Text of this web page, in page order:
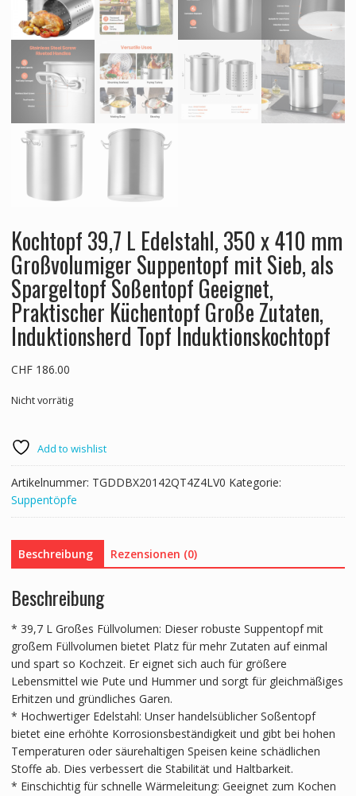
Kochtopf 39,7 L Edelstahl, 350 x 410 mm
Großvolumiger Suppentopf mit Sieb, als
Spargeltopf Soßentopf Geeignet,
Praktischer Küchentopf Große Zutaten,
Induktionsherd Topf Induktionskochtopf
CHF186.00
Nicht vorrätig
Add to wishlist
Artikelnummer: TGDDBX20142QT4Z4LV0 Kategorie:
Suppentöpfe
Beschreibung Rezensionen (0)
Beschreibung
* 39,7 L Großes Füllvolumen: Dieser robuste Suppentopf mit
großem Füllvolumen bietet Platz für mehr Zutaten auf einmal
und spart so Kochzeit. Er eignet sich auch für größere
Lebensmittel wie Pute und Hummer und sorgt für gleichmäßiges
Erhitzen und gründliches Garen.
* Hochwertiger Edelstahl: Unser handelsüblicher Soßentopf
bietet eine erhöhte Korrosionsbeständigkeit und gibt bei hohen
Temperaturen oder säurehaltigen Speisen keine schädlichen
Stoffe ab. Dies verbessert die Stabilität und Haltbarkeit.
* Einschichtig für schnelle Wärmeleitung: Geeignet zum Kochen